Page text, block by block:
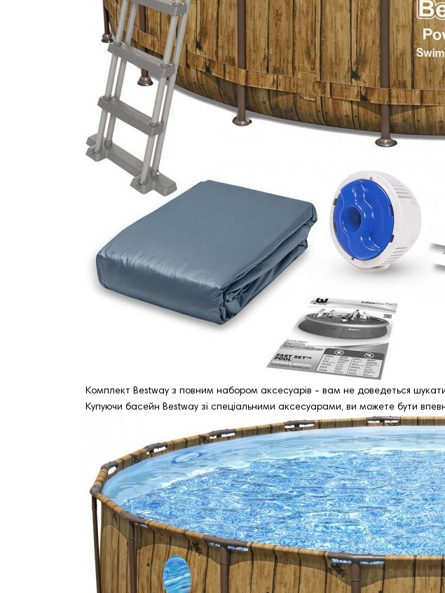
Комплект Bestway з повним набором аксесуарів - вам не доведеться
Купуючи басейн Bestway зі спеціальними аксесуарами, ви можете бути